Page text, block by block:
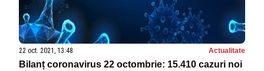
22 oct. 2021, 13:48 Actualitate
Bilanț coronavirus 22 octombrie: 15.410 cazuri noi